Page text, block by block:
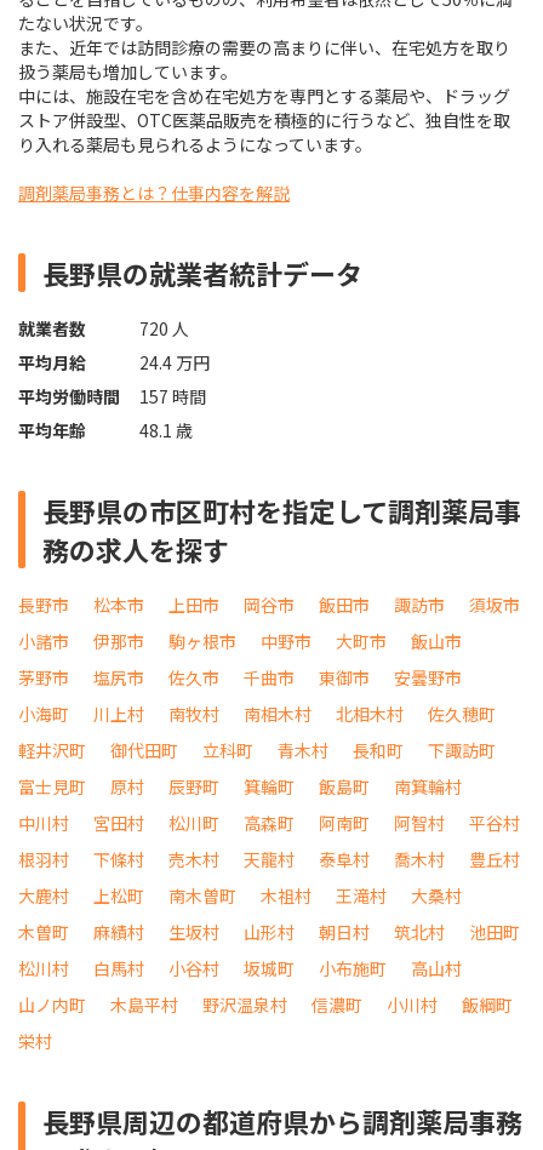
たない状況です。
また、近年では訪問診療の需要の高まりに伴い、在宅処方を取り
扱う薬局も増加しています。
中には、施設在宅を含め在宅処方を専門とする薬局や、ドラッグ
ストア併設型、OTC医薬品販売を積極的に行うなど、独自性を取
り入れる薬局も見られるようになっています。
調剤薬局事務とは？仕事内容を解説
長野県の就業者統計データ
就業者数
720 人
平均月給
24.4 万円
平均労働時間
157 時間
平均年齢
48.1 歳
長野県の市区町村を指定して調剤薬局事
務の求人を探す
長野市 松本市 上田市 岡谷市 飯田市 諏訪市
須坂市
小諸市
伊那市 駒ヶ根市 中野市 大町市
飯山市
茅野市
塩尻市 佐久市 千曲市 東御市
安曇野市
小海町
川上村 南牧村 南相木村 北相木村
佐久穂町
軽井沢町
御代田町 立科町 青木村 長和町
下諏訪町
富士見町
原村 辰野町 箕輪町 飯島町
南箕輪村
中川村
宮田村 松川町 高森町 阿南町 阿智村
平谷村
根羽村
下條村 売木村 天龍村 泰阜村 喬木村
豊丘村
大鹿村
上松町 南木曽町 木祖村 王滝村
大桑村
木曽町
麻績村 生坂村 山形村 朝日村 筑北村
池田町
松川村
白馬村 小谷村 坂城町 小布施町
高山村
山ノ内町
木島平村 野沢温泉村 信濃町 小川村
飯綱町
栄村
長野県周辺の都道府県から調剤薬局事務